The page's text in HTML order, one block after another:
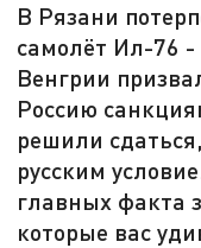
В Рязани
самолёт Ил-76 -
Венгрии
Россию
решили
русским
главных факта
которые вас